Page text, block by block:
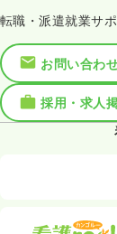
転職・派遣就業サ
お問い合わ
採用・求人